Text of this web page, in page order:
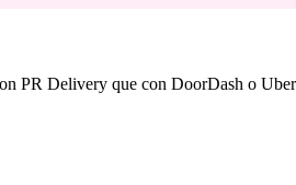
PR Delivery que con DoorDash o